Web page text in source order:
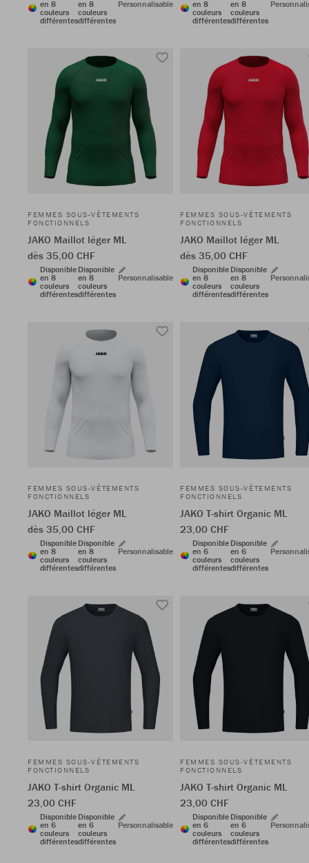
en 8
couleurs
différentes
en 8
couleurs
différentes
Personnalisable
en 8
couleurs
différentes
en 8
couleurs
différentes
FEMMES SOUS-VÊTEMENTS
FONCTIONNELS
JAKO Maillot léger ML
dès 35,00 CHF
Disponible
en 8
couleurs
différentes
Disponible
en 8
couleurs
différentes
Personnalisable
FEMMES SOUS-VÊTEMENTS
FONCTIONNELS
JAKO Maillot léger ML
dès 35,00 CHF
Disponible
en 8
couleurs
différentes
Disponible
en 8
couleurs
différentes
FEMMES SOUS-VÊTEMENTS
FONCTIONNELS
JAKO Maillot léger ML
dès 35,00 CHF
Disponible
en 8
couleurs
différentes
Disponible
en 8
couleurs
différentes
Personnalisable
FEMMES SOUS-VÊTEMENTS
FONCTIONNELS
JAKO T-shirt Organic ML
23,00 CHF
Disponible
en 6
couleurs
différentes
Disponible
en 6
couleurs
différentes
FEMMES SOUS-VÊTEMENTS
FONCTIONNELS
JAKO T-shirt Organic ML
23,00 CHF
Disponible
en 6
couleurs
différentes
Disponible
en 6
couleurs
différentes
Personnalisable
FEMMES SOUS-VÊTEMENTS
FONCTIONNELS
JAKO T-shirt Organic ML
23,00 CHF
Disponible
en 6
couleurs
différentes
Disponible
en 6
couleurs
différentes